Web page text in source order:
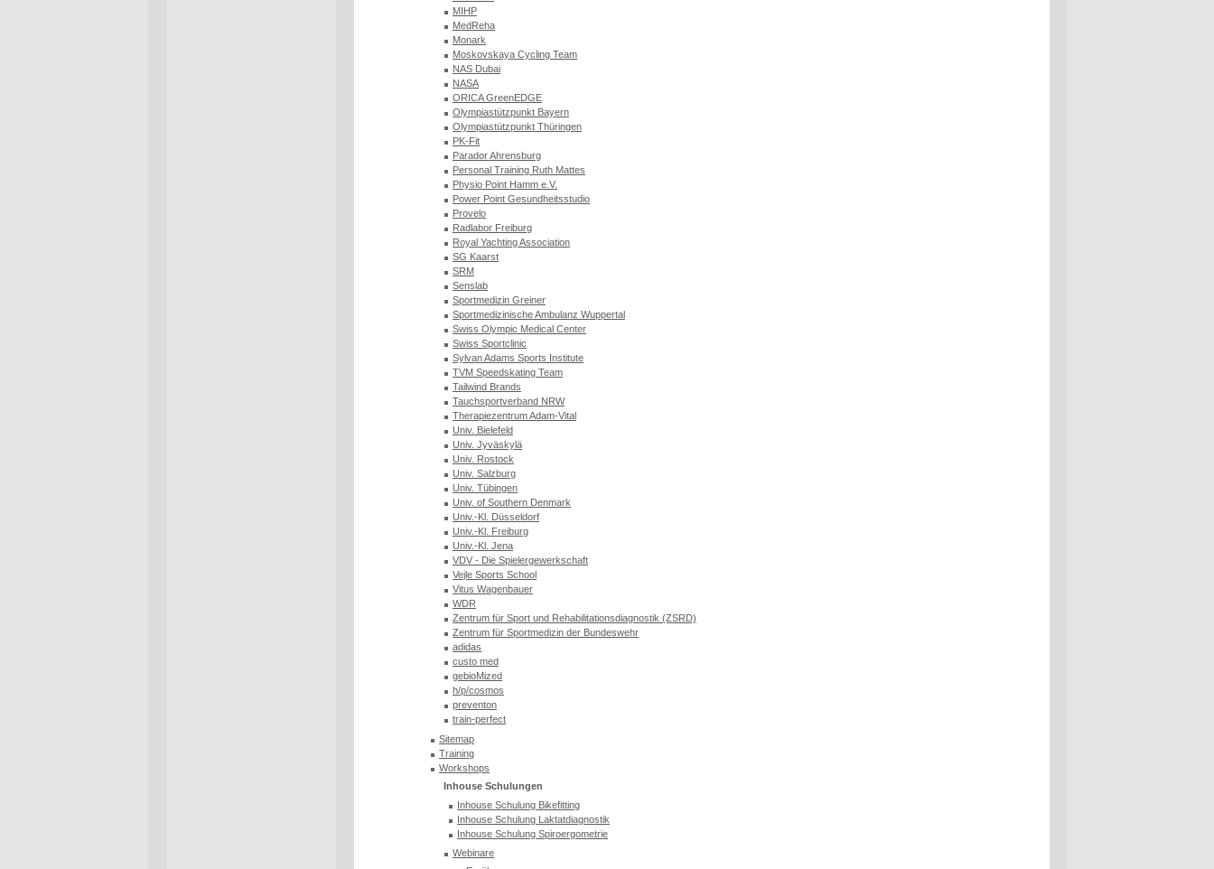
MIHP
MedReha
Monark
Moskovskaya Cycling Team
NAS Dubai
NASA
ORICA GreenEDGE
Olympiastützpunkt Bayern
Olympiastützpunkt Thüringen
PK-Fit
Parador Ahrensburg
Personal Training Ruth Mattes
Physio Point Hamm e.V.
Power Point Gesundheitsstudio
Provelo
Radlabor Freiburg
Royal Yachting Association
SG Kaarst
SRM
Senslab
Sportmedizin Greiner
Sportmedizinische Ambulanz Wuppertal
Swiss Olympic Medical Center
Swiss Sportclinic
Sylvan Adams Sports Institute
TVM Speedskating Team
Tailwind Brands
Tauchsportverband NRW
Therapiezentrum Adam-Vital
Univ. Bielefeld
Univ. Jyväskylä
Univ. Rostock
Univ. Salzburg
Univ. Tübingen
Univ. of Southern Denmark
Univ.-Kl. Düsseldorf
Univ.-Kl. Freiburg
Univ.-Kl. Jena
VDV - Die Spielergewerkschaft
Vejle Sports School
Vitus Wagenbauer
WDR
Zentrum für Sport und Rehabilitationsdiagnostik (ZSRD)
Zentrum für Sportmedizin der Bundeswehr
adidas
custo med
gebioMized
h/p/cosmos
preventon
train-perfect
Sitemap
Training
Workshops
Inhouse Schulungen
Inhouse Schulung Bikefitting
Inhouse Schulung Laktatdiagnostik
Inhouse Schulung Spiroergometrie
Webinare